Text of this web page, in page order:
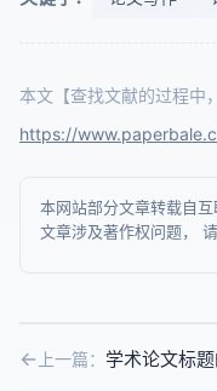
本文【查找文献的过程中
https://
本网站部分文章转载自
文章涉及著作权问题，
上一篇： 学术论文标